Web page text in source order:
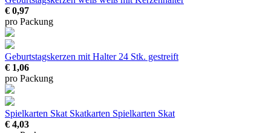
€ 0,97
pro Packung
Geburtstagskerzen mit Halter 24 Stk. gestreift
€ 1,06
pro Packung
Spielkarten Skat Skatkarten Spielkarten Skat
€ 4,03